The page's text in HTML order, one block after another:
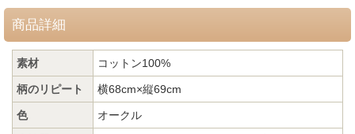
商品詳細
素材 コットン100%
柄のリピート 横68cm×縦69cm
色 オークル